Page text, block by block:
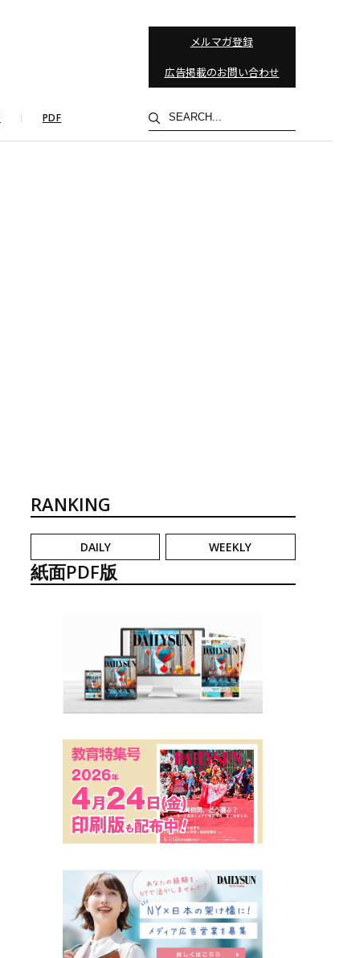
メルマガ登録
広告掲載のお問い合わせ
PDF
検
索
RANKING
DAILY WEEKLY
紙面PDF版